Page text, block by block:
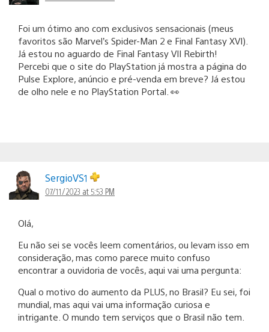
Foi um ótimo ano com exclusivos sensacionais (meus
favoritos são Marvel’s Spider-Man 2 e Final Fantasy XVI).
Já estou no aguardo de Final Fantasy VII Rebirth!
Percebi que o site do PlayStation já mostra a página do
Pulse Explore, anúncio e pré-venda em breve? Já estou
de olho nele e no PlayStation Portal. 👀
SergioVS1
07/11/2023 at 5:53 PM
Olá,
Eu não sei se vocês leem comentários, ou levam isso em
consideração, mas como parece muito confuso
encontrar a ouvidoria de vocês, aqui vai uma pergunta:
Qual o motivo do aumento da PLUS, no Brasil? Eu sei, foi
mundial, mas aqui vai uma informação curiosa e
intrigante. O mundo tem serviços que o Brasil não tem.